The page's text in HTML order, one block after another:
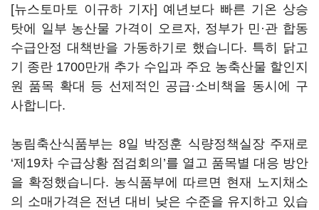
[뉴스토마토 이규하 기자] 예년보다 빠른 기온 상승
탓에 일부 농산물 가격이 오르자, 정부가 민·관 합동
수급안정 대책반을 가동하기로 했습니다. 특히 닭고
기 종란 1700만개 추가 수입과 주요 농축산물 할인지
원 품목 확대 등 선제적인 공급·소비책을 동시에 구
사합니다.
농림축산식품부는 8일 박정훈 식량정책실장 주재로
‘제19차 수급상황 점검회의’를 열고 품목별 대응 방안
을 확정했습니다. 농식품부에 따르면 현재 노지채소
의 소매가격은 전년 대비 낮은 수준을 유지하고 있습